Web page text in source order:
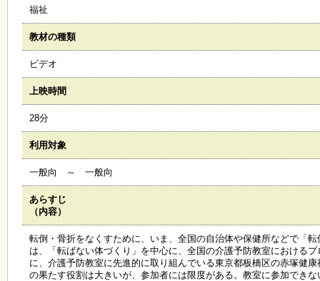
覧
会
ギ
リ
福祉
教材の種類
ビデオ
上映時間
28分
利用対象
一般向 ～ 一般向
あらすじ
（内容）
転倒・骨折をなくすために、いま、全国の自治体や保健所などで「
は、「転ばない体づくり」を中心に、全国の介護予防教室における
に、介護予防教室に先進的に取り組んでいる東京都板橋区の赤塚健
の果たす役割は大きいが、参加者には限度がある。教室に参加でき